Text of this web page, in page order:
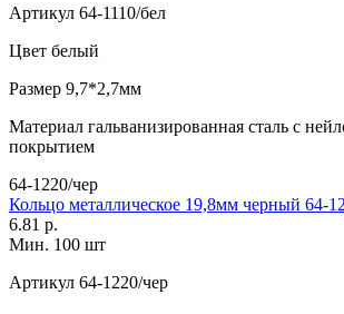
Артикул 64-1110/бел
Цвет белый
Размер 9,7*2,7мм
Материал гальванизированная сталь с
покрытием
64-1220/чер
Кольцо металлическое 19,8мм черный 64-
6.81 р.
Мин. 100 шт
Артикул 64-1220/чер